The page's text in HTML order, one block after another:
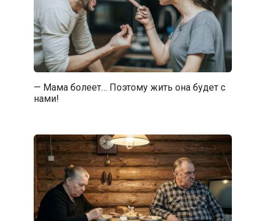
— Мама болеет… Поэтому жить она будет с
нами!